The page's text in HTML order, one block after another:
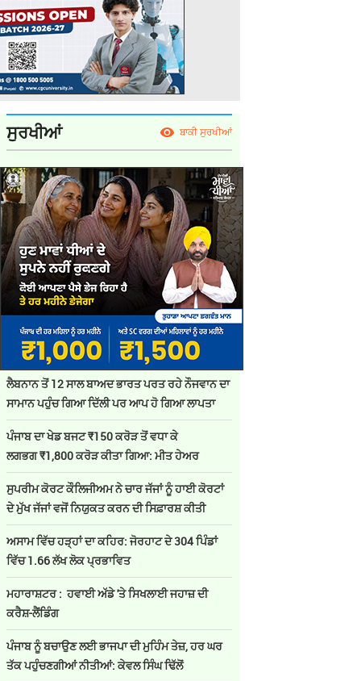
ਸੁਰਖੀਆਂ ਬਾਕੀ ਸੁਰਖੀਆਂ
ਲੈਬਨਾਨ ਤੋਂ 12 ਸਾਲ ਬਾਅਦ ਭਾਰਤ ਪਰਤ ਰਹੇ ਨੌਜਵਾਨ ਦਾ
ਸਾਮਾਨ ਪਹੁੰਚ ਗਿਆ ਦਿੱਲੀ ਪਰ ਆਪ ਹੋ ਗਿਆ ਲਾਪਤਾ
ਪੰਜਾਬ ਦਾ ਖੇਡ ਬਜਟ ₹150 ਕਰੋੜ ਤੋਂ ਵਧਾ ਕੇ
ਲਗਭਗ ₹1,800 ਕਰੋੜ ਕੀਤਾ ਗਿਆ: ਮੀਤ ਹੇਅਰ
ਸੁਪਰੀਮ ਕੋਰਟ ਕੌਲਿਜੀਅਮ ਨੇ ਚਾਰ ਜੱਜਾਂ ਨੂੰ ਹਾਈ ਕੋਰਟਾਂ
ਦੇ ਮੁੱਖ ਜੱਜਾਂ ਵਜੋਂ ਨਿਯੁਕਤ ਕਰਨ ਦੀ ਸਿਫ਼ਾਰਸ਼ ਕੀਤੀ
ਅਸਾਮ ਵਿੱਚ ਹੜ੍ਹਾਂ ਦਾ ਕਹਿਰ: ਜੋਰਹਾਟ ਦੇ 304 ਪਿੰਡਾਂ
ਵਿੱਚ 1.66 ਲੱਖ ਲੋਕ ਪ੍ਰਭਾਵਿਤ
ਮਹਾਰਾਸ਼ਟਰ : ਹਵਾਈ ਅੱਡੇ 'ਤੇ ਸਿਖਲਾਈ ਜਹਾਜ਼ ਦੀ
ਕਰੈਸ਼-ਲੈਂਡਿੰਗ
ਪੰਜਾਬ ਨੂੰ ਬਚਾਉਣ ਲਈ ਭਾਜਪਾ ਦੀ ਮੁਹਿੰਮ ਤੇਜ਼, ਹਰ ਘਰ
ਤੱਕ ਪਹੁੰਚਣਗੀਆਂ ਨੀਤੀਆਂ: ਕੇਵਲ ਸਿੰਘ ਢਿੱਲੋਂ